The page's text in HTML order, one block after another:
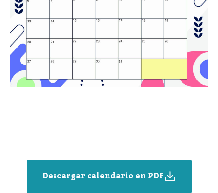
Descargar calendario en PDF